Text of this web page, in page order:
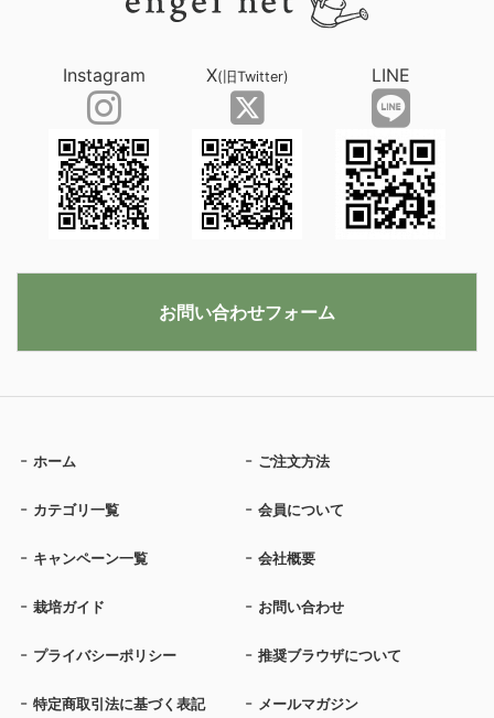
ホーム ご注文方法
カテゴリ一覧 会員について
キャンペーン一覧 会社概要
栽培ガイド お問い合わせ
プライバシーポリシー 推奨ブラウザについて
特定商取引法に基づく表記 メールマガジン
Instagram X(旧Twitter) LINE
お問い合わせフォーム